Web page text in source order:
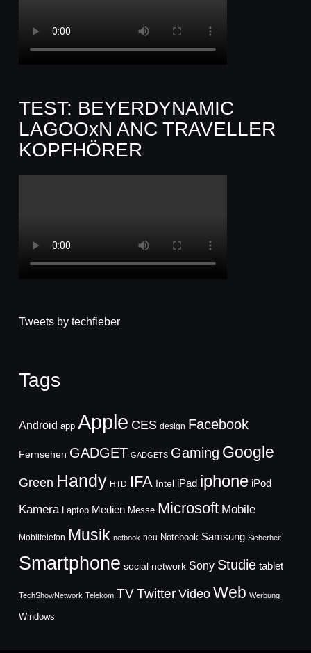
TEST: BEYERDYNAMIC
LAGOOxN ANC TRAVELLER
KOPFHÖRER
Tweets by techfieber
Tags
Android app Apple CES design Facebook
Fernsehen GADGET GADGETS Gaming Google
Green Handy HTD IFA Intel iPad iphone iPod
Kamera Laptop Medien Messe Microsoft Mobile
Mobiltelefon Musik netbook neu Notebook Samsung Sicherheit
Smartphone social network Sony Studie tablet
TechShowNetwork Telekom TVTwitter Video Web Werbung
Windows